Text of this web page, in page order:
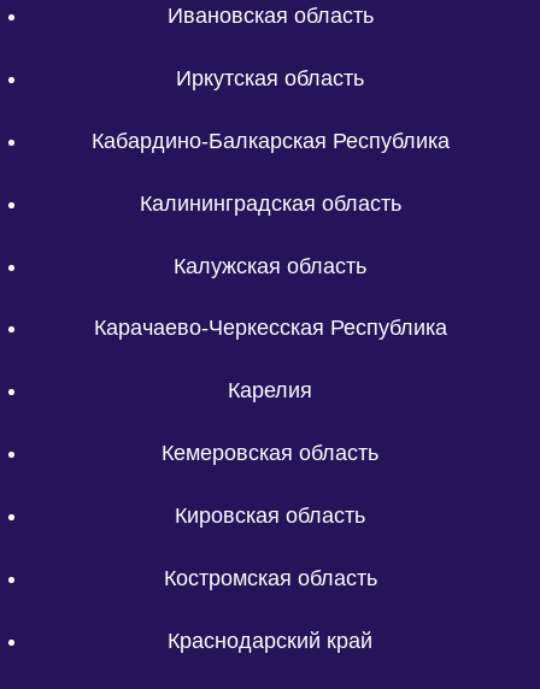
Ивановская область
Иркутская область
Кабардино-Балкарская Республика
Калининградская область
Калужская область
Карачаево-Черкесская Республика
Карелия
Кемеровская область
Кировская область
Костромская область
Краснодарский край